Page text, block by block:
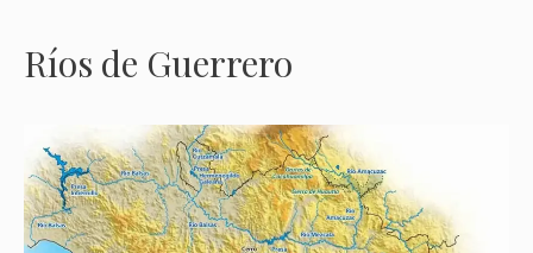
Ríos de Guerrero